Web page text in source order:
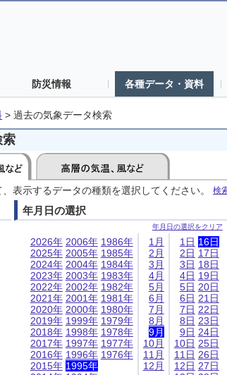
防災情報 各種データ・資料
> 過去の気象データ検索
索
表示するデータの種類を選択してください。 検
年月日の選択
年月日の選択をクリア
2026年
2025年
2024年
2023年
2022年
2021年
2020年
2019年
2018年
2017年
2016年
2015年
2006年
2005年
2004年
2003年
2002年
2001年
2000年
1999年
1998年
1997年
1996年
1995年
1986年
1985年
1984年
1983年
1982年
1981年
1980年
1979年
1978年
1977年
1976年
1月
2月
3月
4月
5月
6月
7月
8月
9月
10月
11月
12月
1日
2日
3日
4日
5日
6日
7日
8日
9日
10日
11日
12日
16日
17日
18日
19日
20日
21日
22日
23日
24日
25日
26日
27日